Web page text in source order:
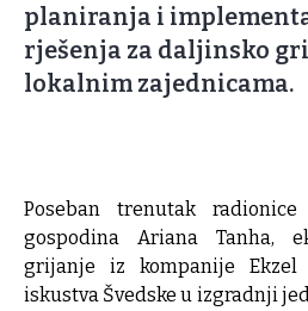
planiranja i
rješenja za daljinsko
lokalnim zajednicama.
Poseban trenutak
gospodina Ariana Tanha,
grijanje iz kompanije
iskustva Švedske u izgradnji